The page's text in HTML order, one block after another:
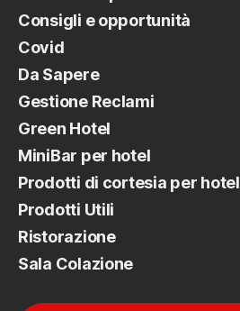
Consigli e opportunità
Covid
Da Sapere
Gestione Reclami
Green Hotel
MiniBar per hotel
Prodotti di cortesia per hotel
Prodotti Utili
Ristorazione
Sala Colazione